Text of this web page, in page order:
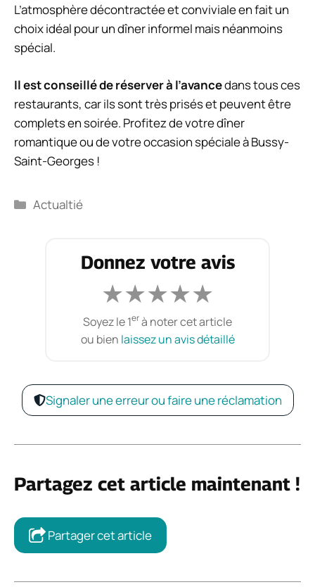
L’atmosphère décontractée et conviviale en fait un
choix idéal pour un dîner informel mais néanmoins
spécial.
Il est conseillé de réserver à l’avancedans tous ces
restaurants, car ils sont très prisés et peuvent être
complets en soirée. Profitez de votre dîner
romantique ou de votre occasion spéciale à Bussy-
Saint-Georges !
Catégories
Actualtié
Donnez votre avis
★★★★★
Soyez le 1erà noter cet article
ou bien laissez un avis détaillé
Signaler une erreur ou faire une réclamation
Partagez cet article maintenant !
Partager cet article